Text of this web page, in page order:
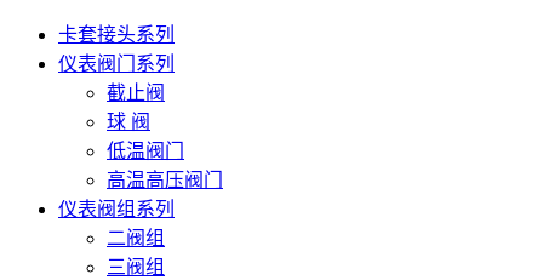
卡套接头系列
仪表阀门系列
截止阀
球 阀
低温阀门
高温高压阀门
仪表阀组系列
二阀组
三阀组